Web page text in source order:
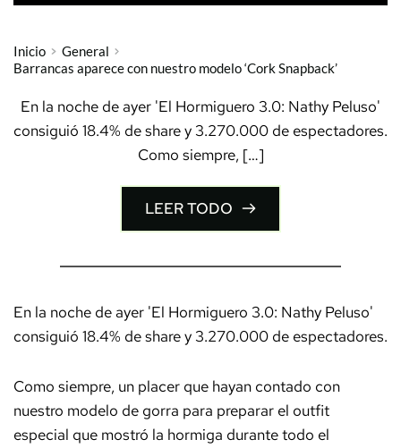
Inicio
General
Barrancas aparece con nuestro modelo ‘Cork Snapback’
En la noche de ayer 'El Hormiguero 3.0: Nathy Peluso'
consiguió 18.4% de share y 3.270.000 de espectadores.
Como siempre, […]
LEER TODO
En la noche de ayer 'El Hormiguero 3.0: Nathy Peluso'
consiguió 18.4% de share y 3.270.000 de espectadores.
Como siempre, un placer que hayan contado con
nuestro modelo de gorra para preparar el outfit
especial que mostró la hormiga durante todo el